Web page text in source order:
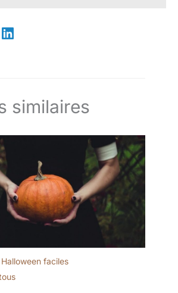
similaires
faciles